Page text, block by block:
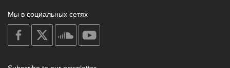
Мы в социальных сетях
on
facebook
soundcloud